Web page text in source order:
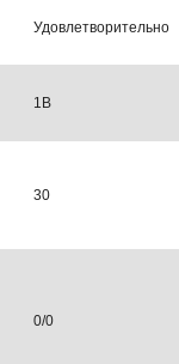
Удовлетворительно
1B
30
0/0